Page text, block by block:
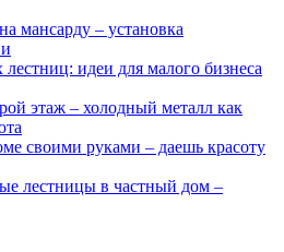
мансарду – установка
идеи для малого бизнеса
этаж – холодный металл как
своими руками – даешь красоту
лестницы в частный дом –